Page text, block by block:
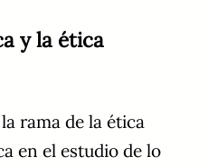
y la ética
rama de la ética
en el estudio de lo